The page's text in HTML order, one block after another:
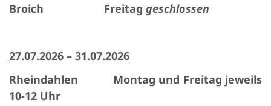
Broich Freitag geschlossen
27.07.2026 – 31.07.2026
Rheindahlen Montag und Freitag jeweils
10-12 Uhr